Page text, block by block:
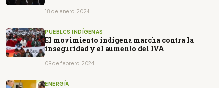
18 de enero, 2024
PUEBLOS INDÍGENAS
El movimiento indígena marcha contra la
inseguridad y el aumento del IVA
09 de febrero, 2024
ENERGÍA